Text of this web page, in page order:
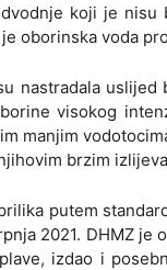
koji je
oborinska voda
nastradala
visokog
manjim
brzim
putem
2021. DHMZ
izdao i